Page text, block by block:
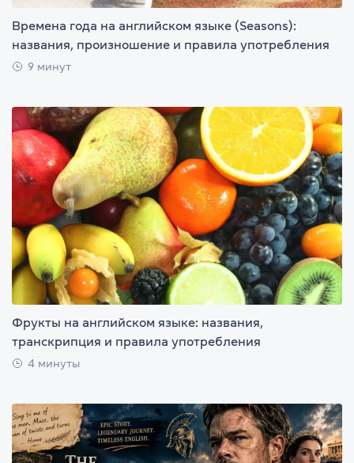
Времена года на английском языке (Seasons):
названия, произношение и правила употребления
9 минут
Фрукты на английском языке: названия,
транскрипция и правила употребления
4 минуты